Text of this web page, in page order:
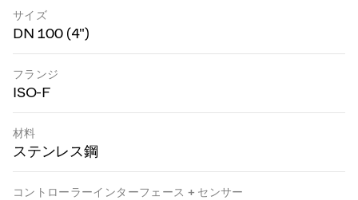
サイズ
DN 100 (4")
フランジ
ISO-F
材料
ステンレス鋼
コントローラーインターフェース + センサー